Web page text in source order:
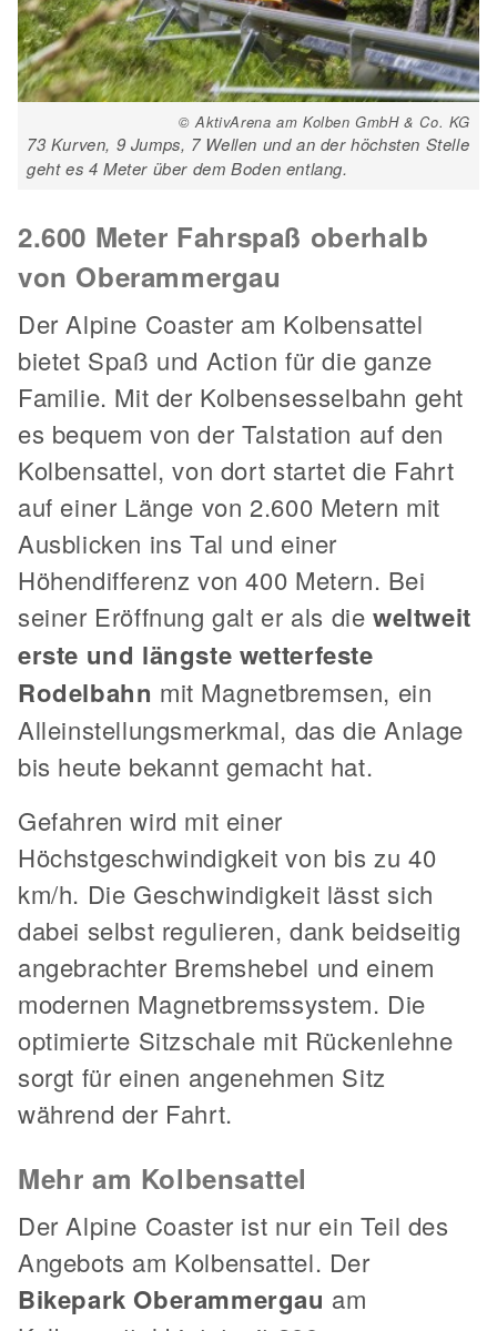
© AktivArena am Kolben GmbH & Co. KG
73 Kurven, 9 Jumps, 7 Wellen und an der höchsten Stelle
geht es 4 Meter über dem Boden entlang.
2.600 Meter Fahrspaß oberhalb
von Oberammergau
Der Alpine Coaster am Kolbensattel
bietet Spaß und Action für die ganze
Familie. Mit der Kolbensesselbahn geht
es bequem von der Talstation auf den
Kolbensattel, von dort startet die Fahrt
auf einer Länge von 2.600 Metern mit
Ausblicken ins Tal und einer
Höhendifferenz von 400 Metern. Bei
seiner Eröffnung galt er als die weltweit
erste und längste wetterfeste
Rodelbahn mit Magnetbremsen, ein
Alleinstellungsmerkmal, das die Anlage
bis heute bekannt gemacht hat.
Gefahren wird mit einer
Höchstgeschwindigkeit von bis zu 40
km/h. Die Geschwindigkeit lässt sich
dabei selbst regulieren, dank beidseitig
angebrachter Bremshebel und einem
modernen Magnetbremssystem. Die
optimierte Sitzschale mit Rückenlehne
sorgt für einen angenehmen Sitz
während der Fahrt.
Mehr am Kolbensattel
Der Alpine Coaster ist nur ein Teil des
Angebots am Kolbensattel. Der
Bikepark Oberammergau am